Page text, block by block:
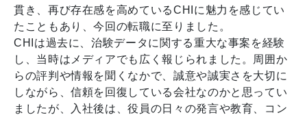
貫き、再び存在感を高めているCHIに魅力を感じてい
たこともあり、今回の転職に至りました。
CHIは過去に、治験データに関する重大な事案を経験
し、当時はメディアでも広く報じられました。周囲か
らの評判や情報を聞くなかで、誠意や誠実さを大切に
しながら、信頼を回復している会社なのかと思ってい
ましたが、入社後は、役員の日々の発言や教育、コン